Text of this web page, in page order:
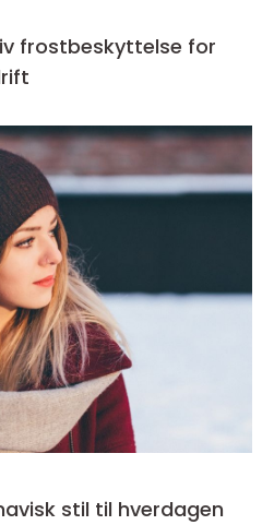
skandinavisk stil til hverdagen